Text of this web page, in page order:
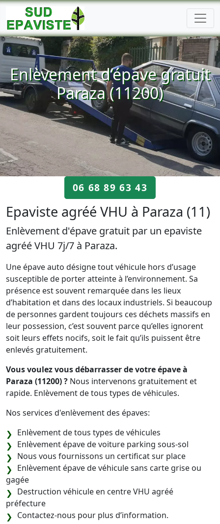
Enlèvement d’épave gratuit
Paraza (11200)
06 68 89 63 43
Epaviste agréé VHU à Paraza (11)
Enlèvement d'épave gratuit par un epaviste
agréé VHU 7j/7 à Paraza.
Une épave auto désigne tout véhicule hors d’usage
susceptible de porter atteinte à l’environnement. Sa
présence est souvent remarquée dans les lieux
d’habitation et dans des locaux industriels. Si beaucoup
de personnes gardent toujours ces déchets massifs en
leur possession, c’est souvent parce qu’elles ignorent
soit leurs effets nocifs, soit le fait qu’ils puissent être
enlevés gratuitement.
Vous voulez vous débarrasser de votre épave à
Paraza (11200) ? Nous intervenons gratuitement et
rapide. Enlèvement de tous types de véhicules.
Nos services d'enlèvement des épaves:
Enlèvement de tous types de véhicules
Enlèvement épave de voiture parking sous-sol
Nous vous fournissons un certificat sur place
Enlèvement épave de véhicule sans carte grise ou
gagée
Destruction véhicule en centre VHU agréé
préfecture
Contactez-nous pour plus d’information.